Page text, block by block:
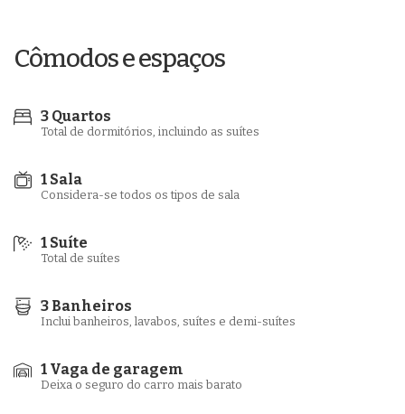
Cômodos e espaços
3 Quartos
Total de dormitórios, incluindo as suítes
1 Sala
Considera-se todos os tipos de sala
1 Suíte
Total de suítes
3 Banheiros
Inclui banheiros, lavabos, suítes e demi-suítes
1 Vaga de garagem
Deixa o seguro do carro mais barato